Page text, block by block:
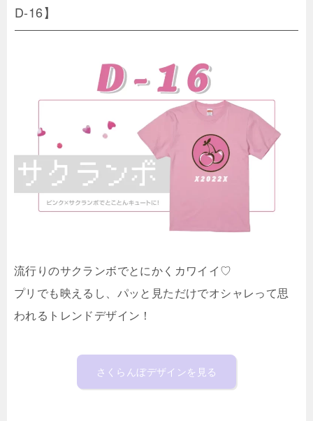
D-16】
流行りのサクランボでとにかくカワイイ♡
プリでも映えるし、パッと見ただけでオシャレって思
われるトレンドデザイン！
さくらんぼデザインを見る